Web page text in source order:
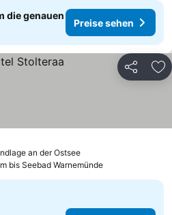
die genauen
Preise sehen
Teilen
an der Ostsee
bis Seebad Warnemünde